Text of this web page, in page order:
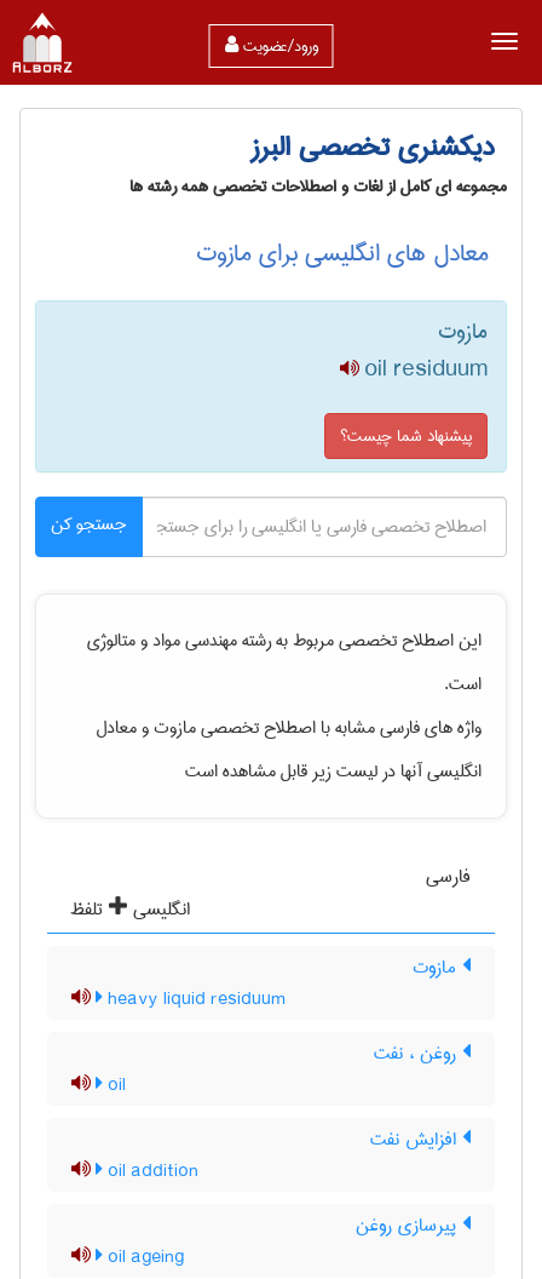
ورود/عضویت
دیکشنری تخصصی البرز
مجموعه ای کامل از لغات و اصطلاحات تخصصی همه رشته ها
معادل های انگلیسی برای مازوت
مازوت
oil residuum
پیشنهاد شما چیست؟
جستجو کن
این اصطلاح تخصصی مربوط به رشتهمهندسی مواد و متالوژی
است.
واژه های فارسی مشابه با اصطلاح تخصصیمازوتو معادل
انگلیسی آنها در لیست زیر قابل مشاهده است
فارسی
انگلیسی
تلفظ
مازوت
heavy liquid residuum
روغن ، نفت
oil
افزایش نفت
oil addition
پیرسازی روغن
oil ageing